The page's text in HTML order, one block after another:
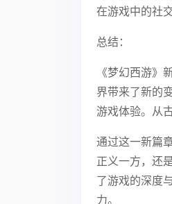
在游戏中的社
总结：
《梦幻西游》
界带来了新的
游戏体验。从
通过这一新篇
正义一方，还
了游戏的深度
力。